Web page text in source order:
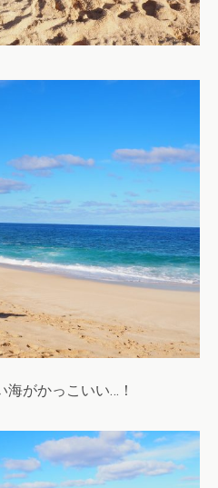
海がかっこいい…！